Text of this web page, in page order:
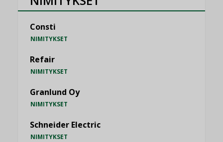
Consti
NIMITYKSET
Refair
NIMITYKSET
Granlund Oy
NIMITYKSET
Schneider Electric
NIMITYKSET